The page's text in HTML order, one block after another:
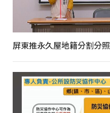
屏東推永久屋地籍分割分